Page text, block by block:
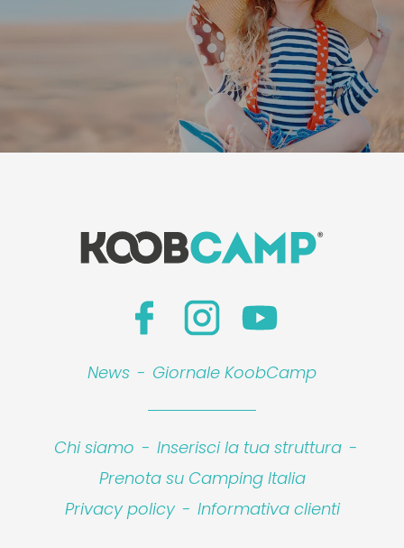
News - Giornale KoobCamp
Chi siamo - Inserisci la tua struttura -
Prenota su Camping Italia
Privacy policy - Informativa clienti